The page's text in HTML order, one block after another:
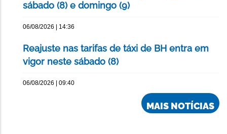
sábado (8) e domingo (9)
06/08/2026 | 14:36
Reajuste nas tarifas de táxi de BH entra em
vigor neste sábado (8)
06/08/2026 | 09:40
MAIS NOTÍCIAS